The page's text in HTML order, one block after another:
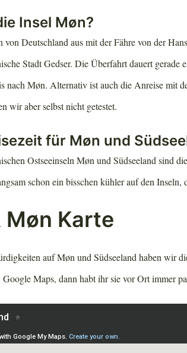
Insel Møn?
Deutschland aus mit der Fähre von der
Stadt Gedser. Die Überfahrt dauert gerade
nach Møn. Alternativ ist auch die Anreise mit
wir aber selbst nicht getestet.
für Møn und
Ostseeinseln Møn und Südseeland sind
schon ein bisschen kühler auf den Inseln,
Møn Karte
auf Møn und Südseeland haben wir
Maps, dann habt ihr sie vor Ort immer